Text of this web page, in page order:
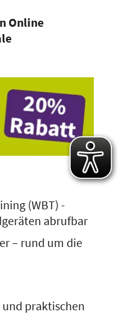
Online
(WBT) -
abrufbar
– rund um die
praktischen